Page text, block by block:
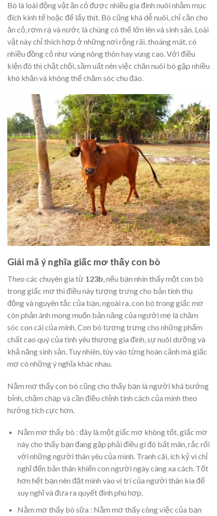
Bò là loài động vật ăn cỏ được nhiều gia đình nuôi nhằm mục
đích kinh tế hoặc để lấy thịt. Bò cũng khá dễ nuôi, chỉ cần cho
ăn cỏ, rơm rạ và nước là chúng có thể lớn lên và sinh sản. Loài
vật này chỉ thích hợp ở những nơi rộng rãi, thoáng mát, có
nhiều đồng cỏ như vùng nông thôn hay vùng cao. Với điều
kiện đô thị chật chội, sầm uất nên việc chăn nuôi bò gặp nhiều
khó khăn và không thể chăm sóc chu đáo.
Giải mã ý nghĩa giấc mơ thấy con bò
Theo các chuyên gia từ 123b , nếu bạn nhìn thấy một con bò
trong giấc mơ thì điều này tượng trưng cho bản tính thụ
động và nguyên tắc của bạn, ngoài ra, con bò trong giấc mơ
còn phản ánh mong muốn bản năng của người mẹ là chăm
sóc con cái của mình. Con bò tượng trưng cho những phẩm
chất cao quý của tình yêu thương gia đình, sự nuôi dưỡng và
khả năng sinh sản. Tuy nhiên, tùy vào từng hoàn cảnh mà giấc
mơ có những ý nghĩa khác nhau.
Nằm mơ thấy con bò cũng cho thấy bạn là người khá bướng
bỉnh, chậm chạp và cần điều chỉnh tính cách của mình theo
hướng tích cực hơn.
Nằm mơ thấy bò : đây là một giấc mơ không tốt, giấc mơ
này cho thấy bạn đang gặp phải điều gì đó bất mãn, rắc rối
với những người thân yêu của mình. Tranh cãi, ích kỷ vì chỉ
nghĩ đến bản thân khiến con người ngày càng xa cách. Tốt
hơn hết bạn nên đặt mình vào vị trí của người thân kia để
suy nghĩ và đưa ra quyết định phù hợp.
Nằm mơ thấy bò sữa : Nằm mơ thấy công việc của bạn